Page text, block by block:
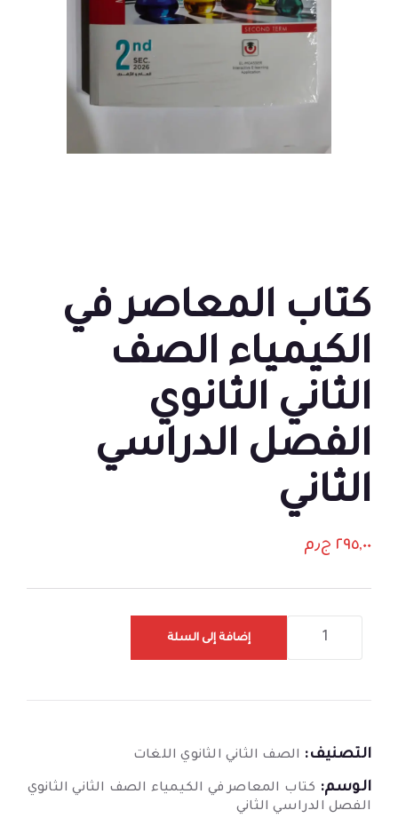
كتاب المعاصر في
الكيمياء الصف
الثاني الثانوي
الفصل الدراسي
الثاني
٢٩٥,٠٠ ج٫م
إضافة إلى السلة
التصنيف: الصف الثاني الثانوي اللغات
الوسم: كتاب المعاصر في الكيمياء الصف الثاني الثانوي
الفصل الدراسي الثاني